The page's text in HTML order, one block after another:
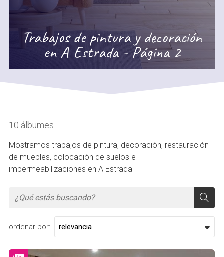
Trabajos de pintura y decoración
en A Estrada - Página 2
10 álbumes
Mostramos trabajos de pintura, decoración, restauración
de muebles, colocación de suelos e
impermeabilizaciones en A Estrada
ordenar por: